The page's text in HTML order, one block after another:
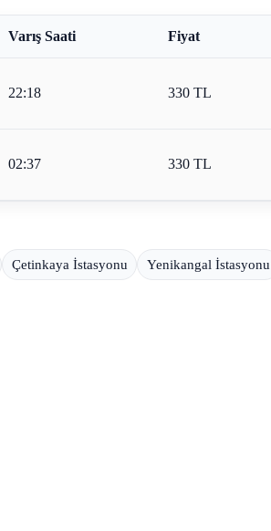
Varış Saati Fiyat
22:18 330 TL
02:37 330 TL
Çetinkaya İstasyonu Yenikangal İstasyonu